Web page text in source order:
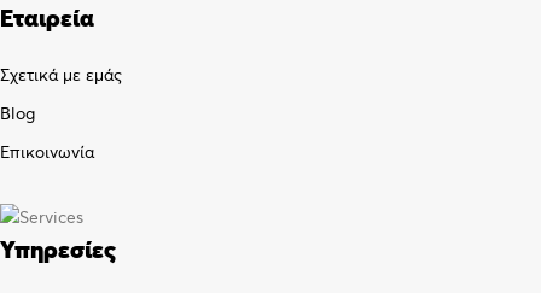
Εταιρεία
Σχετικά με εμάς
Blog
Επικοινωνία
Υπηρεσίες